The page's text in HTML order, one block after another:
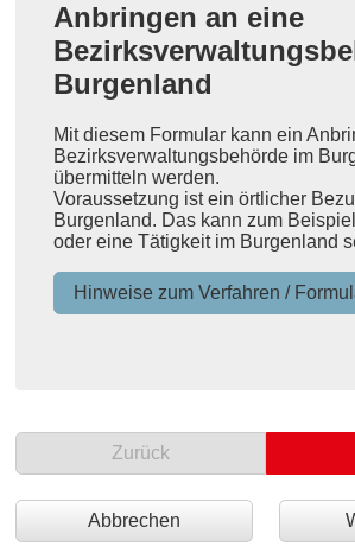
Anbringen an eine
Burgenland
Mit diesem Formular kann ein
Bezirksverwaltungsbehörde im
übermitteln werden.
Voraussetzung ist ein örtlicher
Burgenland. Das kann zum
oder eine Tätigkeit im Burgenland
Hinweise zum Verfahren /
Abbrechen
Zurück